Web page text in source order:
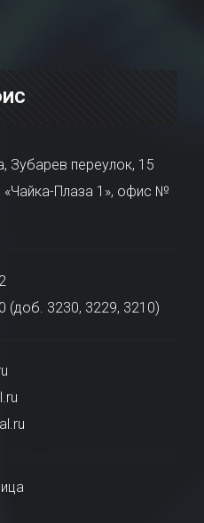
Зубарев переулок, 15
«Чайка-Плаза 1», офис №
(доб. 3230, 3229, 3210)